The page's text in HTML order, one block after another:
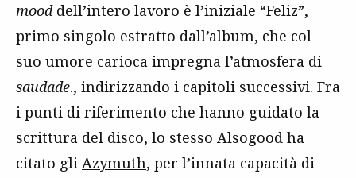
mooddell’intero lavoro è l’iniziale “Feliz”,
primo singolo estratto dall’album, che col
suo umore carioca impregna l’atmosfera di
saudade., indirizzando i capitoli successivi. Fra
i punti di riferimento che hanno guidato la
scrittura del disco, lo stesso Alsogood ha
citato gli Azymuth, per l’innata capacità di